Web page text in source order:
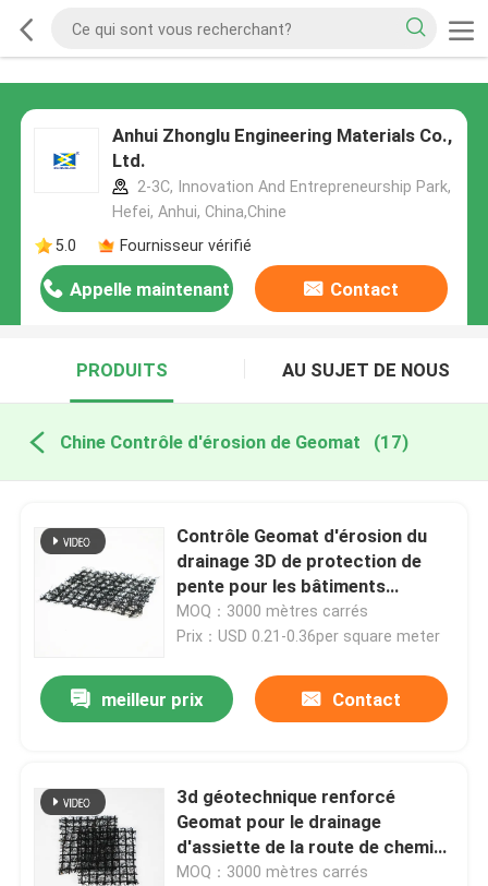
Anhui Zhonglu Engineering Materials Co.,
Ltd.
2-3C, Innovation And Entrepreneurship Park,
Hefei, Anhui, China,Chine
5.0
Fournisseur vérifié
Appelle maintenant Contact
PRODUITS AU SUJET DE NOUS
Chine Contrôle d'érosion de Geomat (17)
Contrôle Geomat d'érosion du
drainage 3D de protection de
pente pour les bâtiments
souterrains
MOQ：3000 mètres carrés
Prix：USD 0.21-0.36per square meter
meilleur prix Contact
3d géotechnique renforcé
Geomat pour le drainage
d'assiette de la route de chemins
de fer
MOQ：3000 mètres carrés